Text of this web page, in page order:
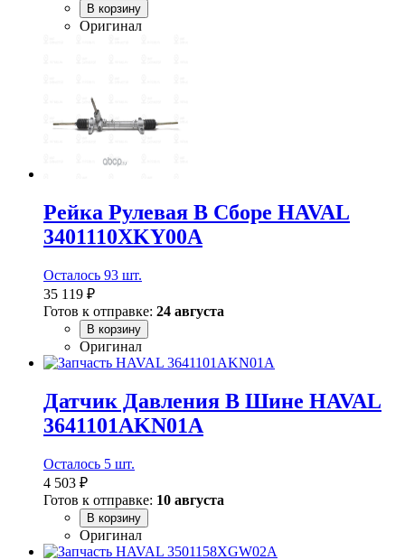
В корзину
Оригинал
Рейка Рулевая В Сборе HAVAL
3401110XKY00A
Осталось 93 шт.
35 119 ₽
Готов к отправке: 24 августа
В корзину
Оригинал
Датчик Давления В Шине HAVAL
3641101AKN01A
Осталось 5 шт.
4 503 ₽
Готов к отправке: 10 августа
В корзину
Оригинал